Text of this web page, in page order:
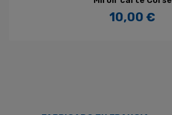
Precio
10,00 €